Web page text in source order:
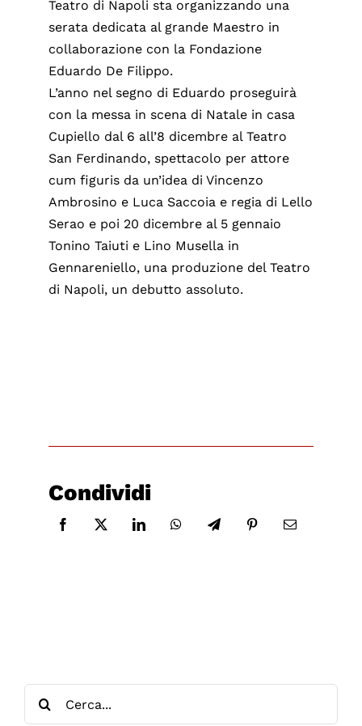
Teatro di Napoli sta organizzando una
serata dedicata al grande Maestro in
collaborazione con la Fondazione
Eduardo De Filippo.
L’anno nel segno di Eduardo proseguirà
con la messa in scena di Natale in casa
Cupiello dal 6 all’8 dicembre al Teatro
San Ferdinando, spettacolo per attore
cum figuris da un’idea di Vincenzo
Ambrosino e Luca Saccoia e regia di Lello
Serao e poi 20 dicembre al 5 gennaio
Tonino Taiuti e Lino Musella in
Gennareniello, una produzione del Teatro
di Napoli, un debutto assoluto.
Condividi